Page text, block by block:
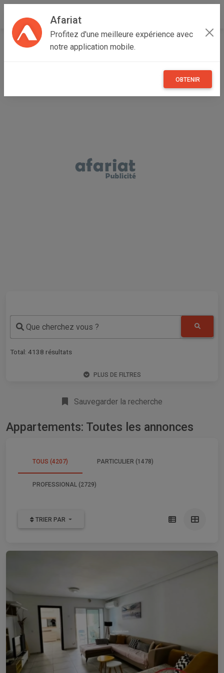
Afariat
Profitez d'une meilleure expérience avec
notre application mobile.
OBTENIR
Accueil Recherche Immobilier
Que cherchez vous ?
Total: 4138 résultats
PLUS DE FILTRES
Sauvegarder la recherche
Appartements: Toutes les annonces
TOUS (4207) PARTICULIER (1478)
PROFESSIONAL (2729)
TRIER PAR